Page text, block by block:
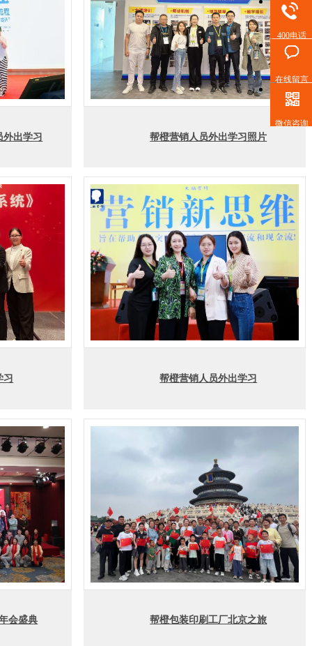
外出学习 帮橙营销人员外出学习照片
习 帮橙营销人员外出学习
会盛典 帮橙包装印刷工厂北京之旅
400电话
在线留言
微信咨询